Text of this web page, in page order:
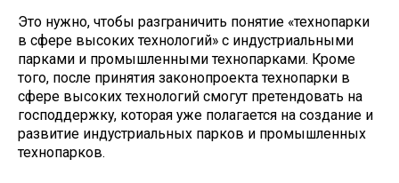
Это нужно, чтобы разграничить понятие «технопарки
в сфере высоких технологий» с индустриальными
парками и промышленными технопарками. Кроме
того, после принятия законопроекта технопарки в
сфере высоких технологий смогут претендовать на
господдержку, которая уже полагается на создание и
развитие индустриальных парков и промышленных
технопарков.